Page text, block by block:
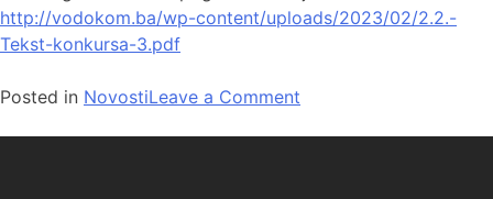
http://vodokom.ba/wp-content/uploads/2023/02/2.2.-
Tekst-konkursa-3.pdf
Posted in NovostiLeave a Comment